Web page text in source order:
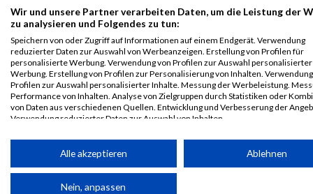
Wir und unsere Partner verarbeiten Daten, um die Leistung der
zu analysieren und Folgendes zu tun:
Speichern von oder Zugriff auf Informationen auf einem Endgerät. Verwendung
reduzierter Daten zur Auswahl von Werbeanzeigen. Erstellung von Profilen für
personalisierte Werbung. Verwendung von Profilen zur Auswahl personalisierter
Werbung. Erstellung von Profilen zur Personalisierung von Inhalten.
Profilen zur Auswahl personalisierter Inhalte. Messung der Werbeleistung.
Performance von Inhalten. Analyse von Zielgruppen durch Statistiken oder
von Daten aus verschiedenen Quellen. Entwicklung und Verbesserung der
Verwendung reduzierter Daten zur Auswahl von Inhalten.
werden.
Ihre Einwilligung und die cookie Richtlinie gelten ausschließlich für diese
Partnerliste anzeigen (1 IAB-Anbieter)
Alle akzeptieren Ablehnen
Nein, anpassen